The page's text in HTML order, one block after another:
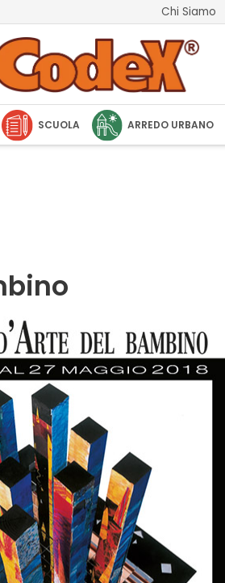
Chi Siamo
SCUOLA ARREDO URBANO